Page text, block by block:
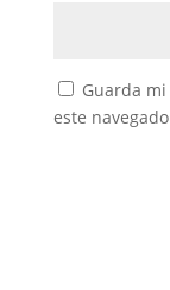
Guarda
este